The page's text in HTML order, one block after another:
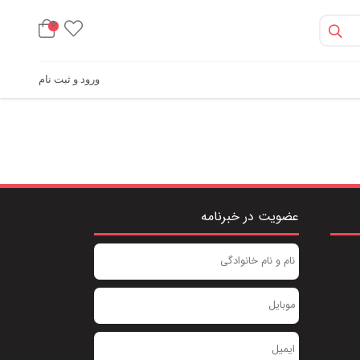
0
ورود و ثبت نام
عضویت در خبرنامه